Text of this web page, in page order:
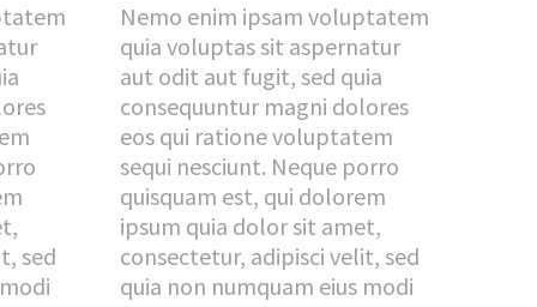
sed
Nemo enim ipsam voluptatem
quia voluptas sit aspernatur
aut odit aut fugit, sed quia
consequuntur magni dolores
eos qui ratione voluptatem
sequi nesciunt. Neque porro
quisquam est, qui dolorem
ipsum quia dolor sit amet,
consectetur, adipisci velit, sed
quia non numquam eius modi